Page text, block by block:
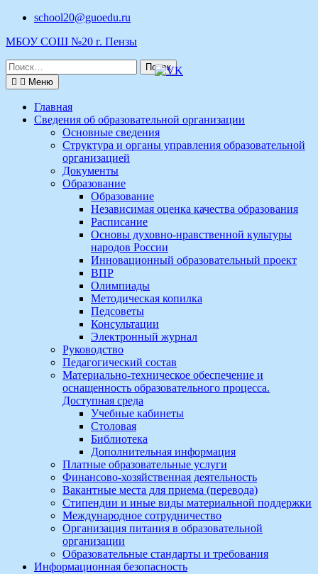
Перейти
содержимому
school20@guoedu.ru
МБОУ СОШ №20 г. Пензы
Поиск
по:
Меню
Главная
Сведения об образовательной организации
Основные сведения
Структура и органы управления образовательной
организацией
Документы
Образование
Образование
Независимая оценка качества образования
Расписание
Основы духовно-нравственной культуры
народов России
Инновационный образовательный проект
ВПР
Олимпиады
Методическая копилка
Педсоветы
Консультации
Электронный журнал
Руководство
Педагогический состав
Материально-техническое обеспечение и
оснащенность образовательного процесса.
Доступная среда
Учебные кабинеты
Столовая
Библиотека
Дополнительная информация
Платные образовательные услуги
Финансово-хозяйственная деятельность
Вакантные места для приема (перевода)
Стипендии и иные виды материальной поддержки
Международное сотрудничество
Организация питания в образовательной
организации
Образовательные стандарты и требования
Информационная безопасность